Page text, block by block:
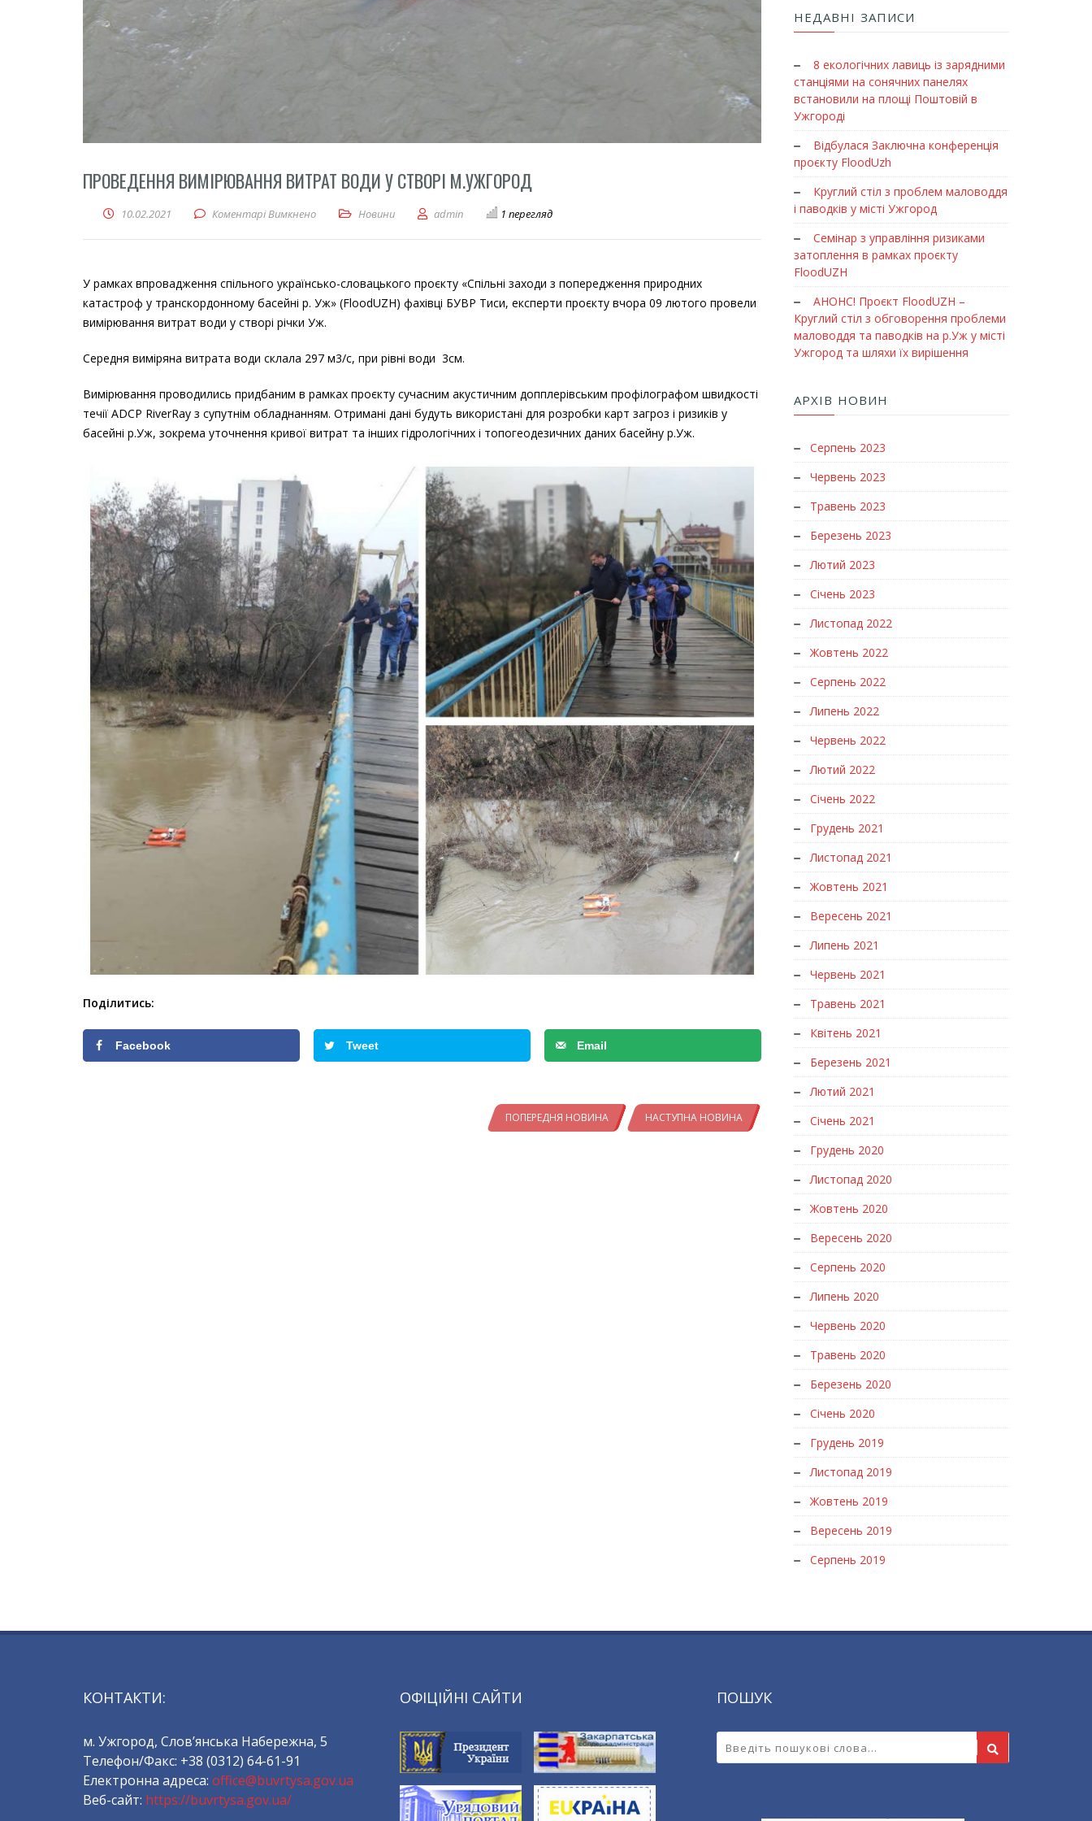
ПРОВЕДЕННЯ ВИМІРЮВАННЯ ВИТРАТ ВОДИ У СТВОРІ М.УЖГОРОД
10.02.2021 Коментарі Вимкнено до Проведення вимірювання витрат води у створі м.Ужгород
Новини admin 1 перегляд
У рамках впровадження спільного українсько-словацького проєкту «Спільні заходи з попередження природних
катастроф у транскордонному басейні р. Уж» (FloodUZH) фахівці БУВР Тиси, експерти проєкту вчора 09 лютого провели
вимірювання витрат води у створі річки Уж.
Середня виміряна витрата води склала 297 м3/с, при рівні води 3см.
Вимірювання проводились придбаним в рамках проєкту сучасним акустичним допплерівським профілографом швидкості
течії ADCP RiverRay з супутнім обладнанням. Отримані дані будуть використані для розробки карт загроз і ризиків у
басейні р.Уж, зокрема уточнення кривої витрат та інших гідрологічних і топогеодезичних даних басейну р.Уж.
Поділитись:
Facebook Tweet Email
ПОПЕРЕДНЯ НОВИНА НАСТУПНА НОВИНА
НЕДАВНІ ЗАПИСИ
8 екологічних лавиць із зарядними
станціями на сонячних панелях
встановили на площі Поштовій в
Ужгороді
Відбулася Заключна конференція
проєкту FloodUzh
Круглий стіл з проблем маловоддя
і паводків у місті Ужгород
Семінар з управління ризиками
затоплення в рамках проєкту
FloodUZH
АНОНС! Проєкт FloodUZH –
Круглий стіл з обговорення проблеми
маловоддя та паводків на р.Уж у місті
Ужгород та шляхи їх вирішення
АРХІВ НОВИН
Серпень 2023
Червень 2023
Травень 2023
Березень 2023
Лютий 2023
Січень 2023
Листопад 2022
Жовтень 2022
Серпень 2022
Липень 2022
Червень 2022
Лютий 2022
Січень 2022
Грудень 2021
Листопад 2021
Жовтень 2021
Вересень 2021
Липень 2021
Червень 2021
Травень 2021
Квітень 2021
Березень 2021
Лютий 2021
Січень 2021
Грудень 2020
Листопад 2020
Жовтень 2020
Вересень 2020
Серпень 2020
Липень 2020
Червень 2020
Травень 2020
Березень 2020
Січень 2020
Грудень 2019
Листопад 2019
Жовтень 2019
Вересень 2019
Серпень 2019
КОНТАКТИ:
м. Ужгород, Слов’янська Набережна, 5
Телефон/Факс: +38 (0312) 64-61-91
Електронна адреса: office@buvrtysa.gov.ua
Веб-сайт: https://buvrtysa.gov.ua/
ОФІЦІЙНІ САЙТИ ПОШУК